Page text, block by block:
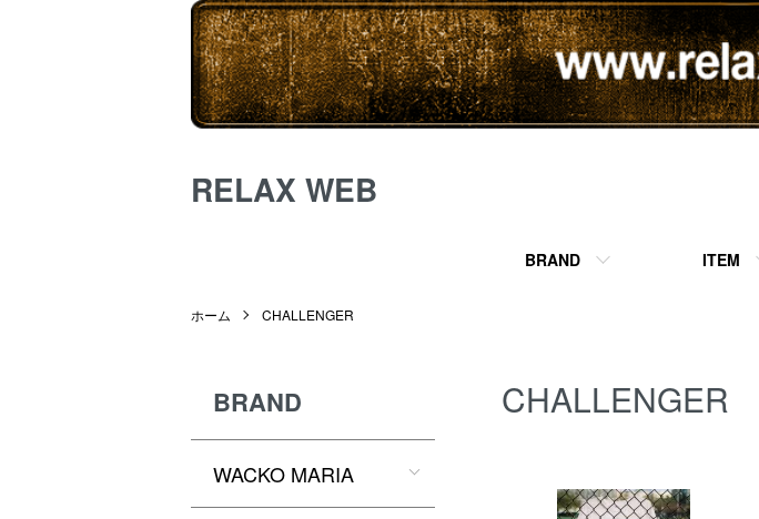
RELAX WEB
BRAND ITEM
ホーム CHALLENGER
CHALLENGER
BRAND
WACKO MARIA